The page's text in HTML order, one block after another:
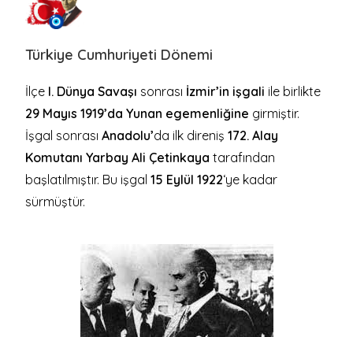
Türkiye Cumhuriyeti Dönemi
İlçe I. Dünya Savaşı sonrası İzmir’in işgali ile birlikte
29 Mayıs 1919’da Yunan egemenliğine girmiştir.
İşgal sonrasıAnadolu’da ilk direniş172. Alay
Komutanı Yarbay Ali Çetinkaya tarafından
başlatılmıştır. Bu işgal15 Eylül 1922‘ye kadar
sürmüştür.